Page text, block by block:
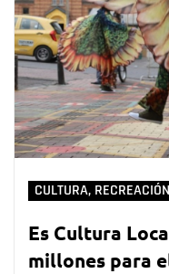
CULTURA,
Es Cultura
millones para